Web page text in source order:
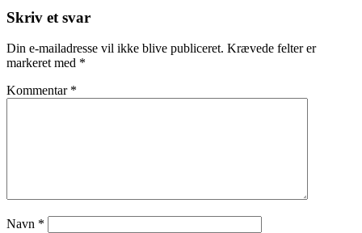
Læserinteraktioner
Skriv et svar
Din e-mailadresse vil ikke blive publiceret. Krævede felter er
markeret med *
Kommentar *
Navn *